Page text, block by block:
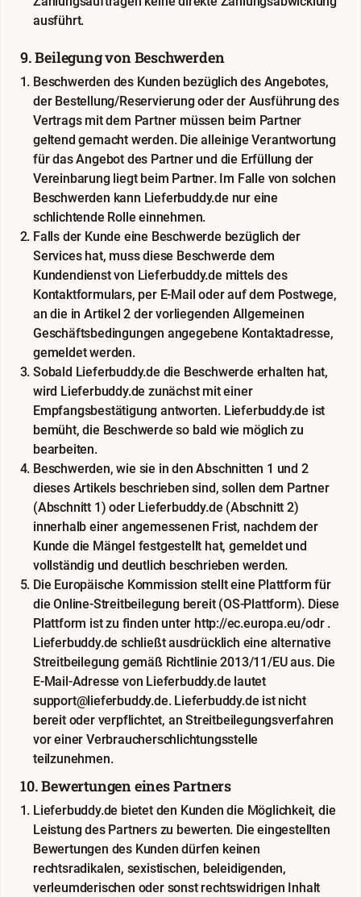
ausführt.
9. Beilegung von Beschwerden
Beschwerden des Kunden bezüglich des Angebotes,
der Bestellung/Reservierung oder der Ausführung des
Vertrags mit dem Partner müssen beim Partner
geltend gemacht werden. Die alleinige Verantwortung
für das Angebot des Partner und die Erfüllung der
Vereinbarung liegt beim Partner. Im Falle von solchen
Beschwerden kann Lieferbuddy.de nur eine
schlichtende Rolle einnehmen.
Falls der Kunde eine Beschwerde bezüglich der
Services hat, muss diese Beschwerde dem
Kundendienst von Lieferbuddy.de mittels des
Kontaktformulars, per E-Mail oder auf dem Postwege,
an die in Artikel 2 der vorliegenden Allgemeinen
Geschäftsbedingungen angegebene Kontaktadresse,
gemeldet werden.
Sobald Lieferbuddy.de die Beschwerde erhalten hat,
wird Lieferbuddy.de zunächst mit einer
Empfangsbestätigung antworten. Lieferbuddy.de ist
bemüht, die Beschwerde so bald wie möglich zu
bearbeiten.
Beschwerden, wie sie in den Abschnitten 1 und 2
dieses Artikels beschrieben sind, sollen dem Partner
(Abschnitt 1) oder Lieferbuddy.de (Abschnitt 2)
innerhalb einer angemessenen Frist, nachdem der
Kunde die Mängel festgestellt hat, gemeldet und
vollständig und deutlich beschrieben werden.
Die Europäische Kommission stellt eine Plattform für
die Online-Streitbeilegung bereit (OS-Plattform). Diese
Plattform ist zu finden unter http://ec.europa.eu/odr .
Lieferbuddy.de schließt ausdrücklich eine alternative
Streitbeilegung gemäß Richtlinie 2013/11/EU aus. Die
E-Mail-Adresse von Lieferbuddy.de lautet
support@lieferbuddy.de. Lieferbuddy.de ist nicht
bereit oder verpflichtet, an Streitbeilegungsverfahren
vor einer Verbraucherschlichtungsstelle
teilzunehmen.
10. Bewertungen eines Partners
Lieferbuddy.de bietet den Kunden die Möglichkeit, die
Leistung des Partners zu bewerten. Die eingestellten
Bewertungen des Kunden dürfen keinen
rechtsradikalen, sexistischen, beleidigenden,
verleumderischen oder sonst rechtswidrigen Inhalt